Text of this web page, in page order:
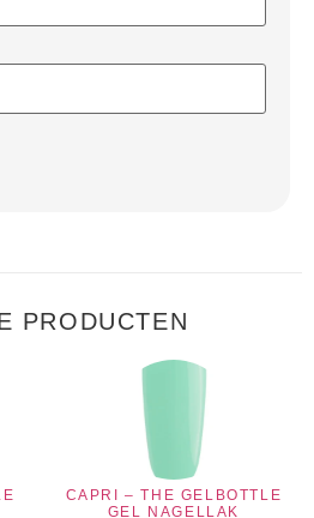
PRODUCTEN
CAPRI – THE GELBOTTLE
GEL NAGELLAK